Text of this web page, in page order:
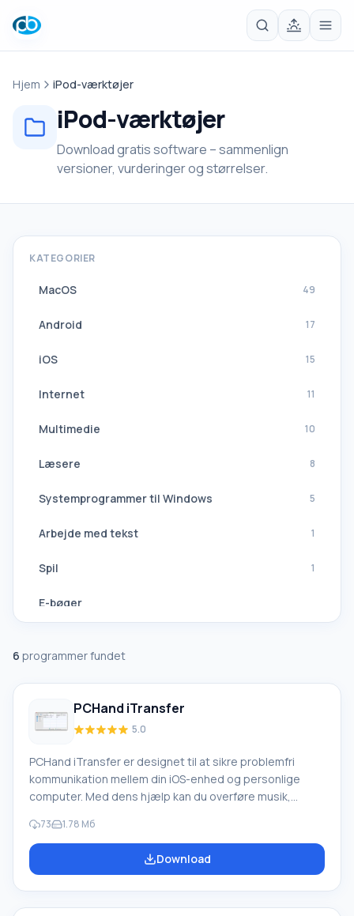
Hjem iPod-værktøjer
iPod-værktøjer
Download gratis software – sammenlign
versioner, vurderinger og størrelser.
KATEGORIER
MacOS 49
Android 17
iOS 15
Internet 11
Multimedie 10
Læsere 8
Systemprogrammer til Windows 5
Arbejde med tekst 1
Spil 1
E-bøger
Alle oversættere
6 programmer fundet
PCHand iTransfer
5.0
PCHand iTransfer er designet til at sikre problemfri
kommunikation mellem din iOS-enhed og personlige
computer. Med dens hjælp kan du overføre musik,
backup-gendannelsespunkter og synkronisere alt dette
med iTunes. Udviklerne forsøgte at lave en enkel og
bekvem applikation, hvilket de fuldt ud lykkedes med.
73 1.78 Мб
Download